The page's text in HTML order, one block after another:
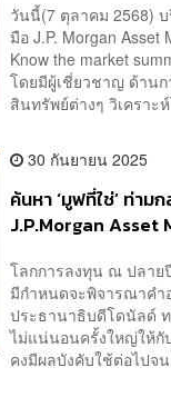
วันนี้(7 ตุลาคม 2568)
มือ J.P. Morgan
Know the market
โดยมีผู้เชี่ยวชาญ ด้าน
สินทรัพย์ต่างๆ วิเคราะ
30 กันยายน 2025
ค้นหา ‘มูฟที่ใช่’ ท่า
J.P.Morgan Asset
โลกการลงทุน ณ ปลาย
มีกำหนดจะพิจารณาคำ
ประธานาธิบดีโดนัลด์
ไม่แน่นอนครั้งใหญ่ให้กั
คงมีผลบังคับใช้ต่อไป